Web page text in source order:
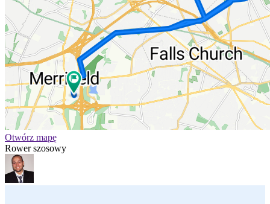
Otwórz mapę
Rower szosowy